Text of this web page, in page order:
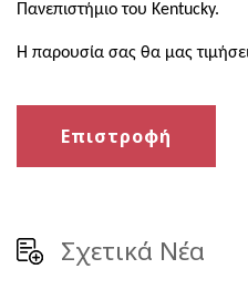
Πανεπιστήμιο του Kentucky.
Η παρουσία σας θα μας τιμήσει
Επιστροφή
Σχετικά Νέα